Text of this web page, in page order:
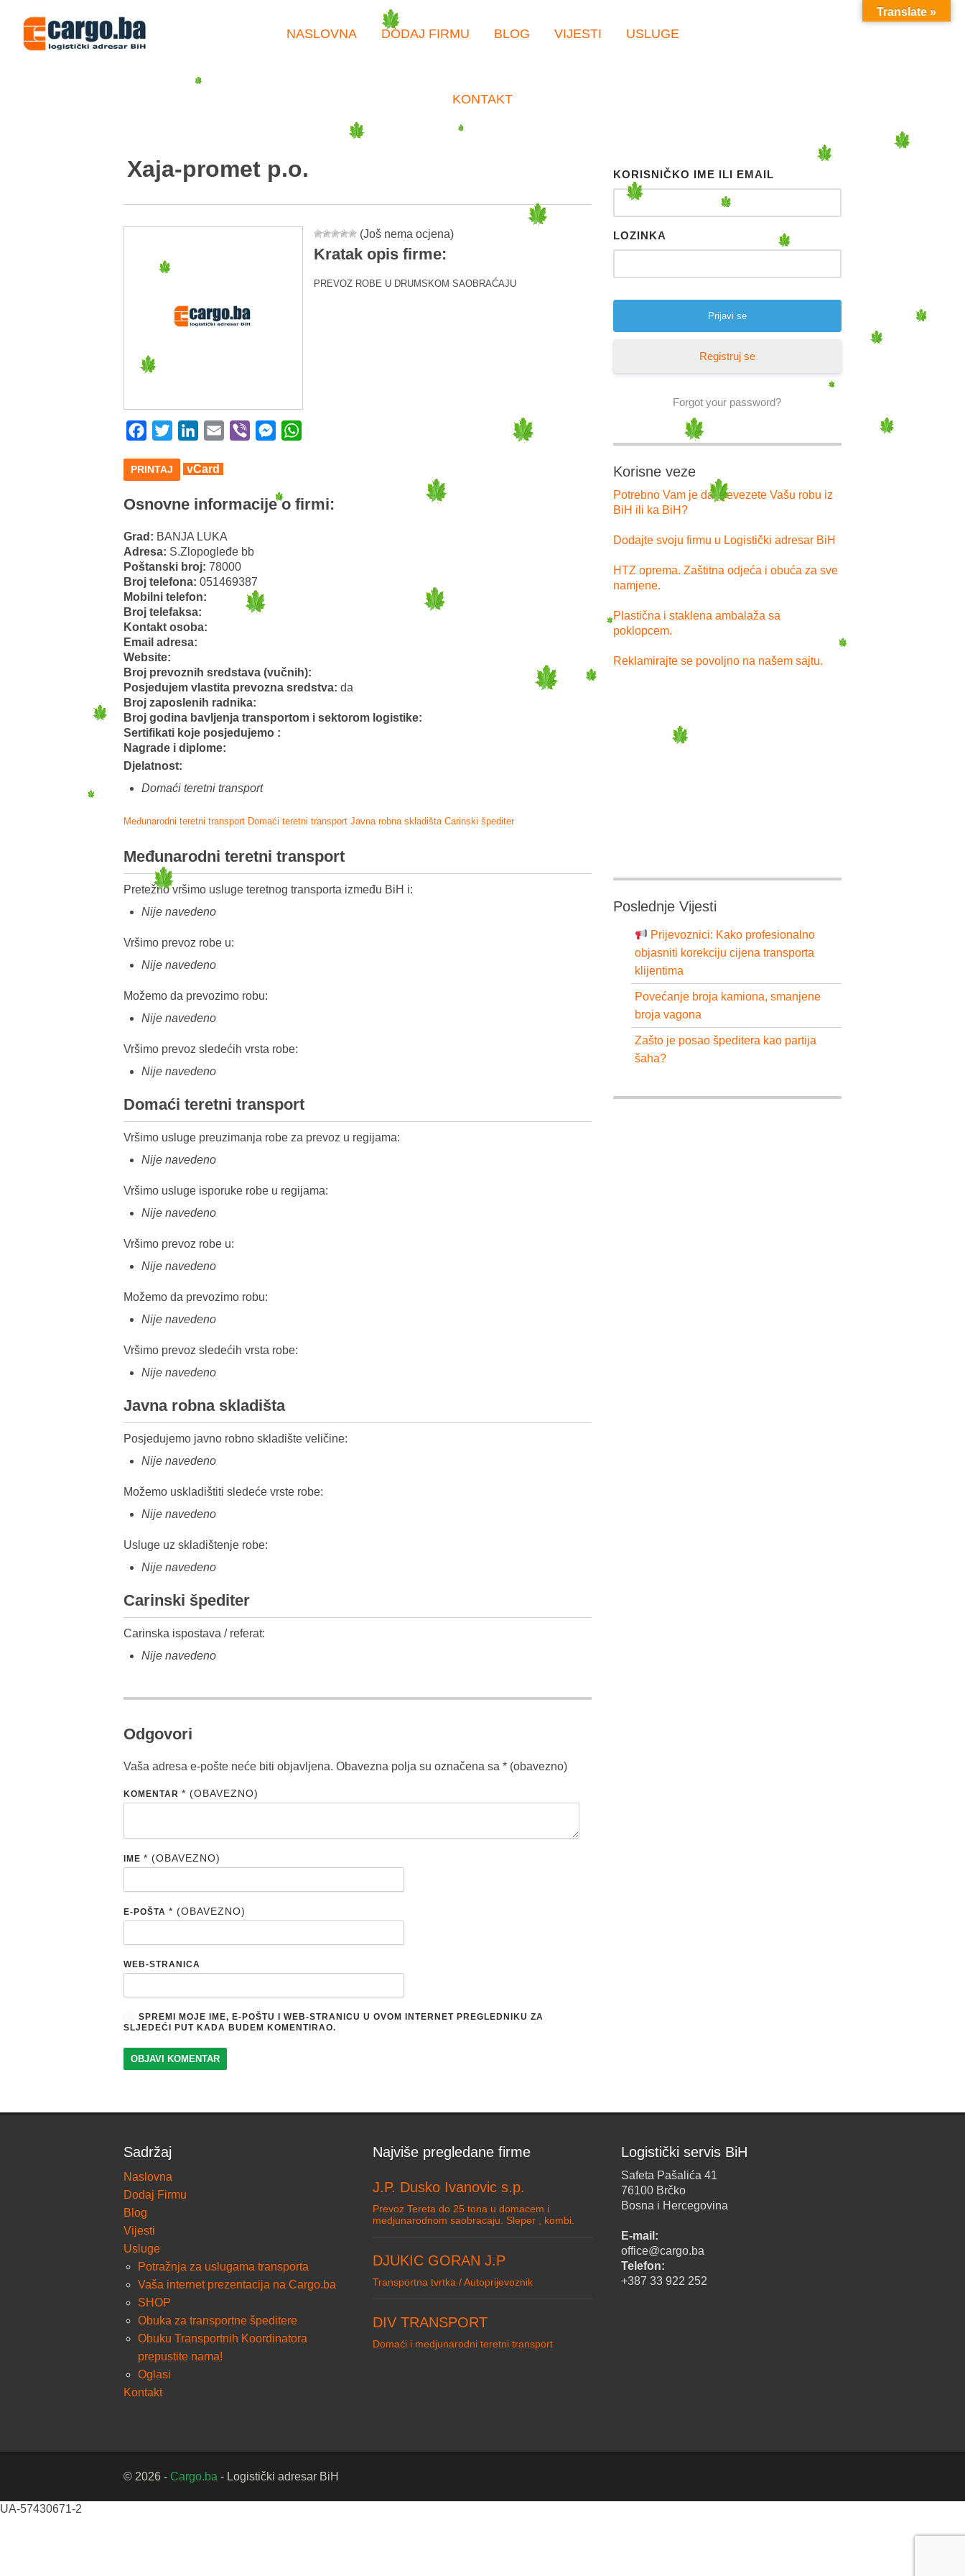
NASLOVNA DODAJ FIRMU BLOG VIJESTI USLUGE
KONTAKT
Xaja-promet p.o.
(Još nema ocjena)
Kratak opis firme:
PREVOZ ROBE U DRUMSKOM SAOBRAĆAJU
Facebook
Twitter LinkedIn
Email Viber Messenger
PRINTAJ vCard
Osnovne informacije o firmi:
Grad: BANJA LUKA
Adresa: S.Zlopogleđe bb
Poštanski broj: 78000
Broj telefona: 051469387
Mobilni telefon:
Broj telefaksa:
Kontakt osoba:
Email adresa:
Website:
Broj prevoznih sredstava (vučnih):
Posjedujem vlastita prevozna sredstva: da
Broj zaposlenih radnika:
Broj godina bavljenja transportom i sektorom logistike:
Sertifikati koje posjedujemo :
Nagrade i diplome:
Djelatnost:
Domaći teretni transport
Međunarodni teretni transport Domaći teretni transport Javna robna skladišta Carinski špediter
Međunarodni teretni transport
Pretežno vršimo usluge teretnog transporta između BiH i:
Nije navedeno
Vršimo prevoz robe u:
Nije navedeno
Možemo da prevozimo robu:
Nije navedeno
Vršimo prevoz sledećih vrsta robe:
Nije navedeno
Domaći teretni transport
Vršimo usluge preuzimanja robe za prevoz u regijama:
Nije navedeno
Vršimo usluge isporuke robe u regijama:
Nije navedeno
Vršimo prevoz robe u:
Nije navedeno
Možemo da prevozimo robu:
Nije navedeno
Vršimo prevoz sledećih vrsta robe:
Nije navedeno
Javna robna skladišta
Posjedujemo javno robno skladište veličine:
Nije navedeno
Možemo uskladištiti sledeće vrste robe:
Nije navedeno
Usluge uz skladištenje robe:
Nije navedeno
Carinski špediter
Carinska ispostava / referat:
Nije navedeno
Odgovori
Vaša adresa e-pošte neće biti objavljena. Obavezna polja su označena sa * (obavezno)
KOMENTAR * (OBAVEZNO)
IME * (OBAVEZNO)
E-POŠTA * (OBAVEZNO)
WEB-STRANICA
SPREMI MOJE IME, E-POŠTU I WEB-STRANICU U OVOM INTERNET PREGLEDNIKU ZA
SLJEDEĆI PUT KADA BUDEM KOMENTIRAO.
KORISNIČKO IME ILI EMAIL
LOZINKA
Registruj se
Forgot your password?
Korisne veze
Potrebno Vam je da prevezete Vašu robu iz
BiH ili ka BiH?
Dodajte svoju firmu u Logistički adresar BiH
HTZ oprema. Zaštitna odjeća i obuća za sve
namjene.
Plastična i staklena ambalaža sa
poklopcem.
Reklamirajte se povoljno na našem sajtu.
Poslednje Vijesti
Prijevoznici: Kako profesionalno
objasniti korekciju cijena transporta
klijentima
Povećanje broja kamiona, smanjene
broja vagona
Zašto je posao špeditera kao partija
šaha?
Sadržaj
Naslovna
Dodaj Firmu
Blog
Vijesti
Usluge
Potražnja za uslugama transporta
Vaša internet prezentacija na Cargo.ba
SHOP
Obuka za transportne špeditere
Obuku Transportnih Koordinatora
prepustite nama!
Oglasi
Kontakt
Najviše pregledane firme
J.P. Dusko Ivanovic s.p.
Prevoz Tereta do 25 tona u domacem i
medjunarodnom saobracaju. Sleper , kombi.
DJUKIC GORAN J.P
Transportna tvrtka / Autoprijevoznik
DIV TRANSPORT
Domaći i medjunarodni teretni transport
Logistički servis BiH
Safeta Pašalića 41
76100 Brčko
Bosna i Hercegovina
E-mail:
office@cargo.ba
Telefon:
+387 33 922 252
© 2026 - Cargo.ba - Logistički adresar BiH
Translate »
UA-57430671-2